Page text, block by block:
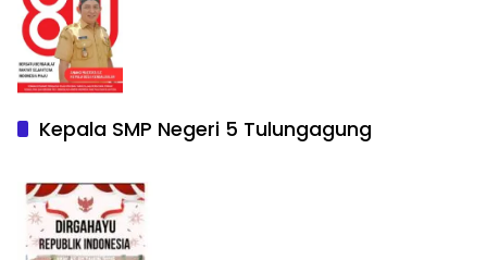
Kepala SMP Negeri 5 Tulungagung